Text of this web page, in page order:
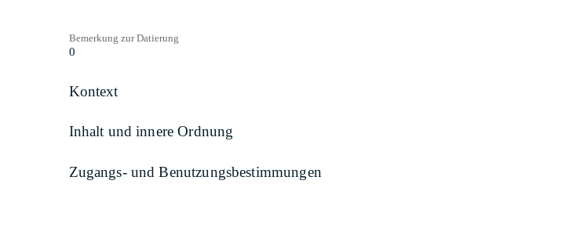
Bemerkung zur Datierung
0
Kontext
Inhalt und innere Ordnung
Zugangs- und Benutzungsbestimmungen